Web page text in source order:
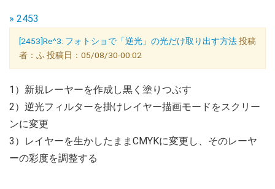
» 2453
[2453]Re^3: フォトショで「逆光」の光だけ取り出す方法投稿
者：ふ 投稿日：05/08/30-00:02
1）新規レーヤーを作成し黒く塗りつぶす
2）逆光フィルターを掛けレイヤー描画モードをスクリー
ンに変更
3）レイヤーを生かしたままCMYKに変更し、そのレーヤ
ーの彩度を調整する